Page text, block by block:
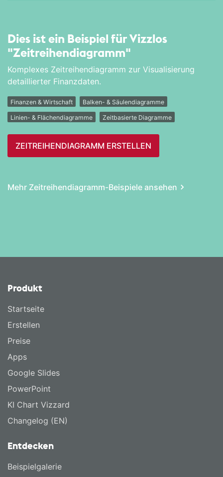
Dies ist ein Beispiel für Vizzlos
"Zeitreihen­diagramm"
Komplexes Zeitreihendiagramm zur Visualisierung
detaillierter Finanzdaten.
Finanzen & Wirtschaft Balken- & Säulendiagramme
Linien- & Flächendiagramme Zeitbasierte Diagramme
ZEITREIHEN­DIAGRAMM ERSTELLEN
Mehr Zeitreihen­diagramm-Beispiele ansehen
Produkt
Startseite
Erstellen
Preise
Apps
Google Slides
PowerPoint
KI Chart Vizzard
Changelog (EN)
Entdecken
Beispielgalerie